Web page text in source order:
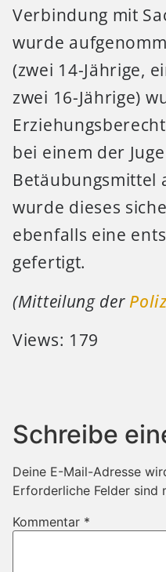
Verbindung mit
wurde
(zwei 14-Jährige,
zwei 16-Jährige)
bei einem der
Betäubungsmittel
wurde dieses
ebenfalls eine
gefertigt.
(Mitteilung der
Views: 179
Schreibe
Deine E-Mail-Adresse
Erforderliche Felder sind
Kommentar *